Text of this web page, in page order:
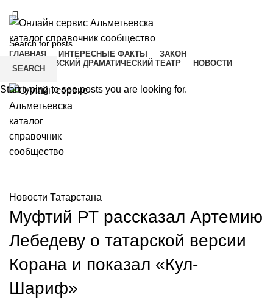
ГЛАВНАЯ ИНТЕРЕСНЫЕ ФАКТЫ
ЗАКОН
АЛЬМЕТЬЕВСКИЙ ДРАМАТИЧЕСКИЙ ТЕАТР
НОВОСТИ
Новости Татарстана
Муфтий РТ рассказал Артемию
Лебедеву о татарской версии
Корана и показал «Кул-
Шариф»
SEARCH
Start typing to see posts you are looking for.